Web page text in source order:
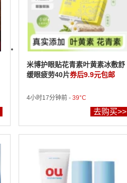
米博护眼贴花青素叶黄素冰敷舒
缓眼疲劳40片券后9.9元包邮
4小时17分钟前 - 39°C
去购买>>